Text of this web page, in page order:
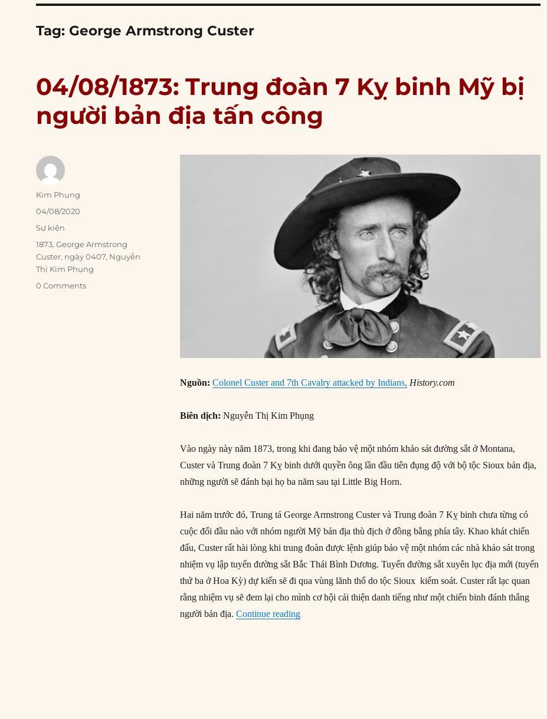
Tag: George Armstrong Custer
04/08/1873: Trung đoàn 7 Kỵ binh Mỹ bị
người bản địa tấn công
Nguồn: Colonel Custer and 7th Cavalry attacked by Indians, History.com
Biên dịch: Nguyễn Thị Kim Phụng
Vào ngày này năm 1873, trong khi đang bảo vệ một nhóm khảo sát đường sắt ở Montana,
Custer và Trung đoàn 7 Kỵ binh dưới quyền ông lần đầu tiên đụng độ với bộ tộc Sioux bản địa,
những người sẽ đánh bại họ ba năm sau tại Little Big Horn.
Hai năm trước đó, Trung tá George Armstrong Custer và Trung đoàn 7 Kỵ binh chưa từng có
cuộc đối đầu nào với nhóm người Mỹ bản địa thù địch ở đồng bằng phía tây. Khao khát chiến
đấu, Custer rất hài lòng khi trung đoàn được lệnh giúp bảo vệ một nhóm các nhà khảo sát trong
nhiệm vụ lập tuyến đường sắt Bắc Thái Bình Dương. Tuyến đường sắt xuyên lục địa mới (tuyến
thứ ba ở Hoa Kỳ) dự kiến sẽ đi qua vùng lãnh thổ do tộc Sioux kiểm soát. Custer rất lạc quan
rằng nhiệm vụ sẽ đem lại cho mình cơ hội cải thiện danh tiếng như một chiến binh đánh thắng
người bản địa.Continue reading“04/08/1873: Trung đoàn 7 Kỵ binh Mỹ bị người bản địa tấn công”
Author
Kim Phụng
Posted
04/08/2020
Categories
Sự kiện
Tags
1873,George Armstrong
Custer, ngày 0407, Nguyễn
Thị Kim Phụng
0 Comments